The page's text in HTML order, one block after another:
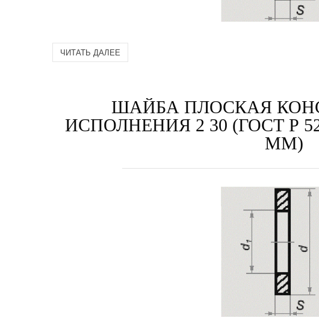
ЧИТАТЬ ДАЛЕЕ
ШАЙБА ПЛОСКАЯ
ИСПОЛНЕНИЯ 2 30 (ГОСТ Р
ММ)